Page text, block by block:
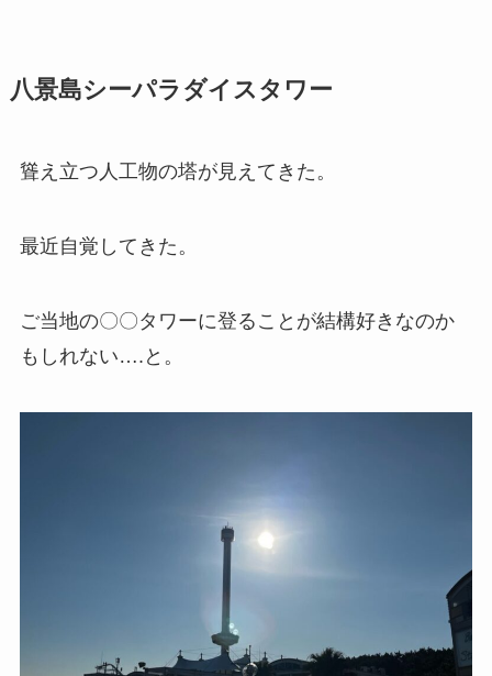
八景島シーパラダイスタワー
聳え立つ人工物の塔が見えてきた。
最近自覚してきた。
ご当地の〇〇タワーに登ることが結構好きなのか
もしれない….と。